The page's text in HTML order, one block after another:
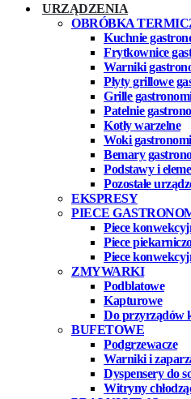
URZĄDZENIA
OBRÓBKA
Kuchnie
Frytkownice
Warniki
Płyty grillowe
Grille
Patelnie
Kotły warzelne
Woki
Bemary
Podstawy i
Pozostałe
EKSPRESY
PIECE
Piece
Piece
Piece
ZMYWARKI
Podblatowe
Kapturowe
Do przyrządów
BUFETOWE
Podgrzewacze
Warniki i
Dyspensery do
Witryny